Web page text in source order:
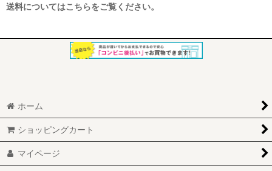
送料についてはこちらをご覧ください。
ホーム
ショッピングカート
マイページ